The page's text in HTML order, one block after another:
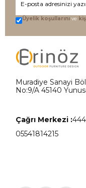
Üyelik koşullarını ve
Muradiye Sanayi
No:9/A 45140
Çağrı Merkezi :
05541814215